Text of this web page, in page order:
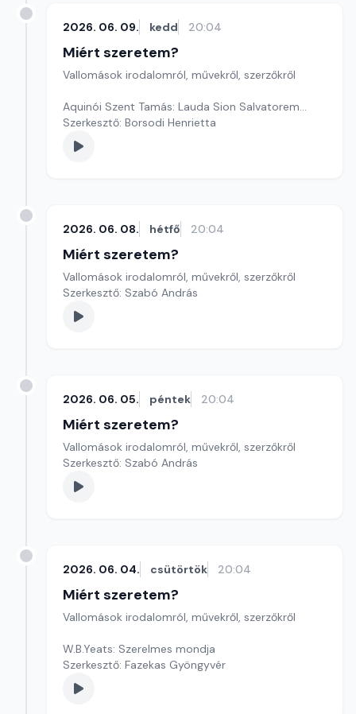
2026. 06. 09. kedd 20:04
Miért szeretem?
Vallomások irodalomról, művekről, szerzőkről
Aquinói Szent Tamás: Lauda Sion Salvatorem...
Szerkesztő: Borsodi Henrietta
2026. 06. 08. hétfő 20:04
Miért szeretem?
Vallomások irodalomról, művekről, szerzőkről
Szerkesztő: Szabó András
2026. 06. 05. péntek 20:04
Miért szeretem?
Vallomások irodalomról, művekről, szerzőkről
Szerkesztő: Szabó András
2026. 06. 04. csütörtök 20:04
Miért szeretem?
Vallomások irodalomról, művekről, szerzőkről
W.B.Yeats: Szerelmes mondja
Szerkesztő: Fazekas Gyöngyvér